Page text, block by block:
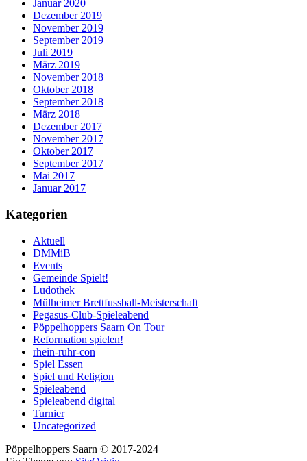
Januar 2020
Dezember 2019
November 2019
September 2019
Juli 2019
März 2019
November 2018
Oktober 2018
September 2018
März 2018
Dezember 2017
November 2017
Oktober 2017
September 2017
Mai 2017
Januar 2017
Kategorien
Aktuell
DMMiB
Events
Gemeinde Spielt!
Ludothek
Mülheimer Brettfussball-Meisterschaft
Pegasus-Club-Spieleabend
Pöppelhoppers Saarn On Tour
Reformation spielen!
rhein-ruhr-con
Spiel Essen
Spiel und Religion
Spieleabend
Spieleabend digital
Turnier
Uncategorized
Pöppelhoppers Saarn © 2017-2024